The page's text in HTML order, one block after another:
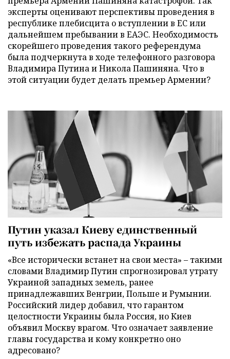
эксперты оценивают перспективы проведения в
республике плебисцита о вступлении в ЕС или
дальнейшем пребывании в ЕАЭС. Необходимость
скорейшего проведения такого референдума
была подчеркнута в ходе телефонного разговора
Владимира Путина и Никола Пашиняна. Что в
этой ситуации будет делать премьер Армении?
Путин указал Киеву единственный
путь избежать распада Украины
«Все исторически встанет на свои места» – такими
словами Владимир Путин спрогнозировал утрату
Украиной западных земель, ранее
принадлежавших Венгрии, Польше и Румынии.
Российский лидер добавил, что гарантом
целостности Украины была Россия, но Киев
объявил Москву врагом. Что означает заявление
главы государства и кому конкретно оно
адресовано?